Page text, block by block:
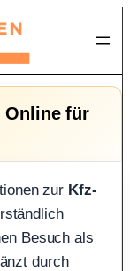
Online für
zur Kfz-
Besuch als
durch